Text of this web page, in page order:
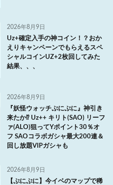
2026年8月9日
Uz+確定入手の神コイン！？おか
えりキャンペーンでもらえるスペ
シャルコインUZ+2枚回してみた
結果、、、
2026年8月9日
『妖怪ウォッチぷにぷに』神引き
来たか⁉ Uz++ キリト(SAO) リーフ
ァ(ALO)狙ってYポイント30％オ
フ SAOコラボガシャ最大200連＆
回し放題VIPガシャも
2026年8月9日
【ぷにぷに】今イベのマップで稀